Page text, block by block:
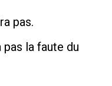
pas.
pas la faute du